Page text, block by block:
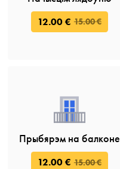
12.00 € 15.00 €
Прыбярэм на балконе
12.00 € 15.00 €